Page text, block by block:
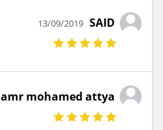
SAID
13/09/2019
amr mohamed attya